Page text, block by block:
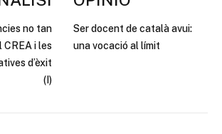
no tan
CREA i les
d’èxit
(I)
Ser docent de català avui:
una vocació al límit